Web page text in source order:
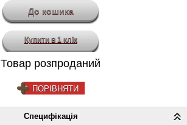
Купити в 1 клік
Товар розпроданий
ПОРІВНЯТИ
Специфікація